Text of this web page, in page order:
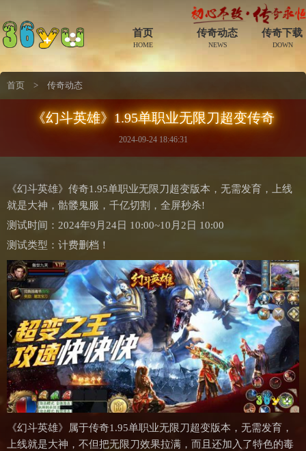
首页
HOME
传奇动态
NEWS
传奇下载
DOWN
首页 > 传奇动态
《幻斗英雄》1.95单职业无限刀超变传奇
2024-09-24 18:46:31
《幻斗英雄》传奇1.95单职业无限刀超变版本，无需发育，上线
就是大神，骷髅鬼服，千亿切割，全屏秒杀!
测试时间：2024年9月24日 10:00~10月2日 10:00
测试类型：计费删档！
《幻斗英雄》属于传奇1.95单职业无限刀超变版本，无需发育，
上线就是大神，不但把无限刀效果拉满，而且还加入了特色的毒